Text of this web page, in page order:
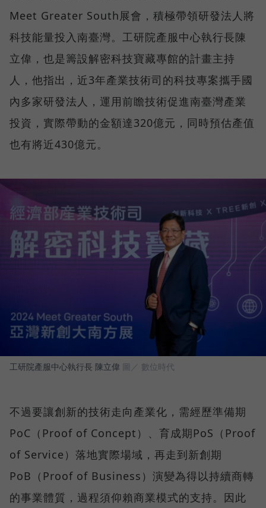
Meet Greater South展會，積極帶領研發法人將
科技能量投入南臺灣。工研院產服中心執行長陳
立偉，也是籌設解密科技寶藏專館的計畫主持
人，他指出，近3年產業技術司的科技專案攜手國
內多家研發法人，運用前瞻技術促進南臺灣產業
投資，實際帶動的金額達320億元，同時預估產值
也有將近430億元。
工研院產服中心執行長 陳立偉 圖／ 數位時代
不過要讓創新的技術走向產業化，需經歷準備期
PoC（Proof of Concept）、育成期PoS（Proof
of Service）落地實際場域，再走到新創期
PoB（Proof of Business）演變為得以持續商轉
的事業體質，過程須仰賴商業模式的支持。因此